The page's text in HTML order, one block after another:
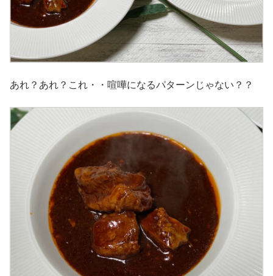
あれ？あれ？これ・・喧嘩になるパターンじゃない？？